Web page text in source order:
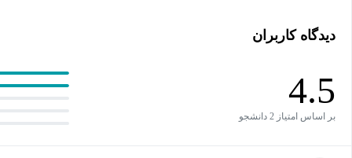
دیدگاه کاربران
4.5
بر اساس امتیاز 2 دانشجو